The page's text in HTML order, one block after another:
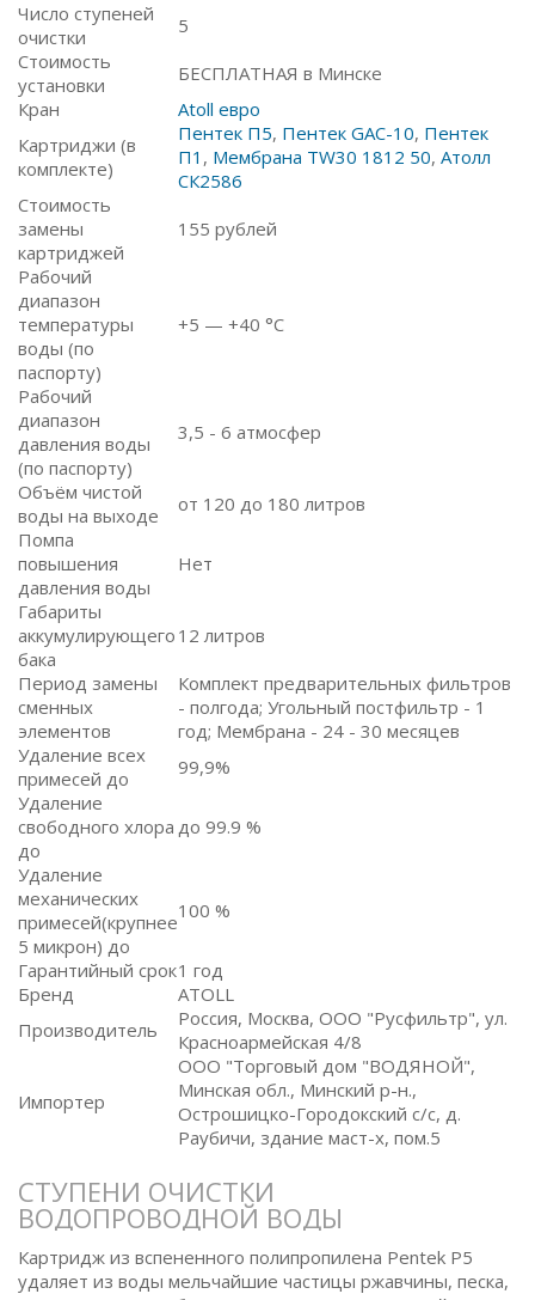
Число ступеней
очистки
5
Стоимость
установки
БЕСПЛАТНАЯ в Минске
Кран
Atoll евро
Картриджи (в
комплекте)
Пентек П5, Пентек GAC-10, Пентек
П1 , Мембрана TW30 1812 50, Атолл
СК2586
Стоимость
замены
картриджей
155 рублей
Рабочий
диапазон
температуры
воды (по
паспорту)
+5 — +40 °C
Рабочий
диапазон
давления воды
(по паспорту)
3,5 - 6 атмосфер
Объём чистой
воды на выходе
от 120 до 180 литров
Помпа
повышения
давления воды
Нет
Габариты
аккумулирующего
бака
12 литров
Период замены
сменных
элементов
Комплект предварительных фильтров
- полгода; Угольный постфильтр - 1
год; Мембрана - 24 - 30 месяцев
Удаление всех
примесей до
99,9%
Удаление
свободного хлора
до
до 99.9 %
Удаление
механических
примесей(крупнее
5 микрон) до
100 %
Гарантийный срок1 год
Бренд
ATOLL
Производитель
Россия, Москва, ООО "Русфильтр", ул.
Красноармейская 4/8
Импортер
ООО "Торговый дом "ВОДЯНОЙ",
Минская обл., Минский р-н.,
Острошицко-Городокский с/с, д.
Раубичи, здание маст-х, пом.5
СТУПЕНИ ОЧИСТКИ
ВОДОПРОВОДНОЙ ВОДЫ
Картридж из вспененного полипропилена Pentek P5
удаляет из воды мельчайшие частицы ржавчины, песка,